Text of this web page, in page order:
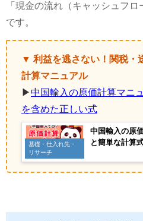
「現金の流れ（キャッシュフ
です。
▼ 利益を逃さない！関税・
計算マニュアル
▶中国輸入の原価計算マニ
を含めた正しい式
基礎・仕入れ先・
リサーチ
中国輸入の原
と簡単な計算